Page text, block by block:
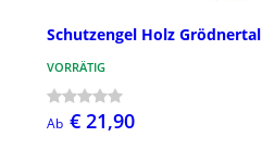
Schutzengel Holz
VORRÄTIG
Ab € 21,90